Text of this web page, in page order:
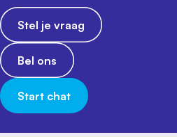
Stel je vraag
Bel ons
Start chat